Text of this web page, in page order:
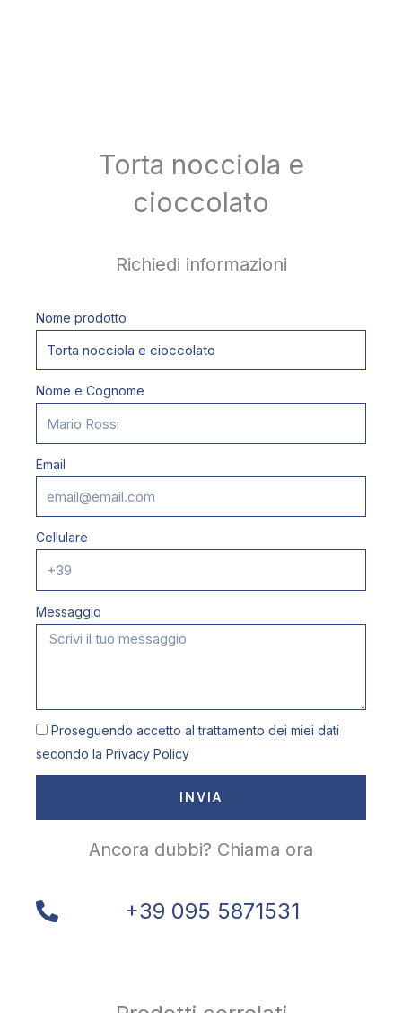
Torta nocciola e
cioccolato
Richiedi informazioni
Nome prodotto
Nome e Cognome
Email
Cellulare
Messaggio
Proseguendo accetto al trattamento dei miei dati
secondo la Privacy Policy
INVIA
Ancora dubbi? Chiama ora
+39 095 5871531